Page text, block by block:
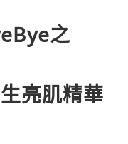
之
亮肌精華